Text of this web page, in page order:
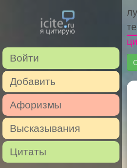
Войти
Добавить
Афоризмы
Высказывания
Цитаты